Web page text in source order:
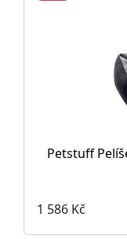
Petstuff
1 586 Kč